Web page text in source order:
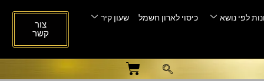
לפי נושא כיסוי לארון חשמל שעון קיר
צור
קשר